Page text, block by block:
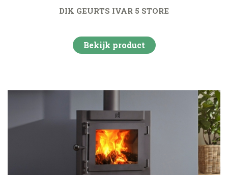
DIK GEURTS IVAR 5 STORE
Bekijk product